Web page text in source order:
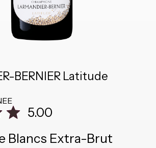
BERNIER Latitude
5.00
Blancs Extra-Brut